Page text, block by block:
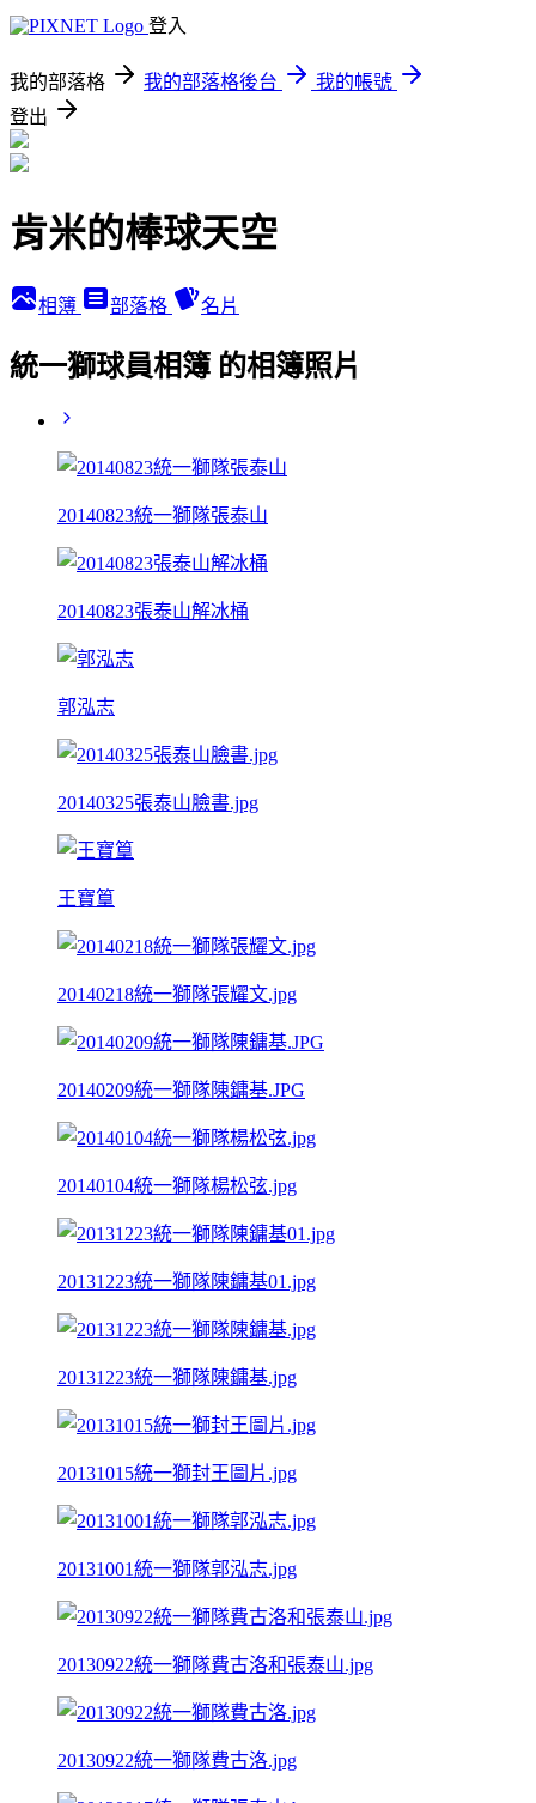
登入
我的部落格 我的部落格後台
我的帳號
登出
肯米的棒球天空
相簿 部落格 名片
統一獅球員相簿 的相簿照片
20140823統一獅隊張泰山
20140823張泰山解冰桶
郭泓志
20140325張泰山臉書.jpg
王寶篁
20140218統一獅隊張耀文.jpg
20140209統一獅隊陳鏞基.JPG
20140104統一獅隊楊松弦.jpg
20131223統一獅隊陳鏞基01.jpg
20131223統一獅隊陳鏞基.jpg
20131015統一獅封王圖片.jpg
20131001統一獅隊郭泓志.jpg
20130922統一獅隊費古洛和張泰山.jpg
20130922統一獅隊費古洛.jpg